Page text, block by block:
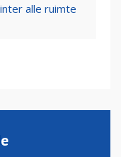
alle ruimte